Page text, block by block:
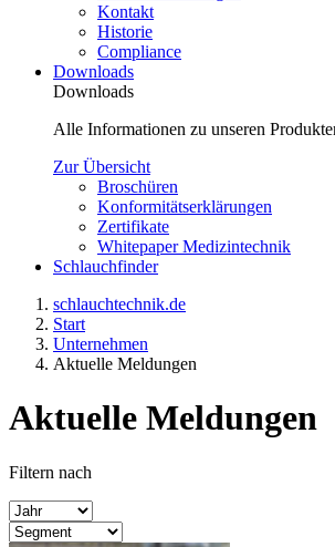
Kontakt
Historie
Compliance
Downloads
Downloads
Alle Informationen zu unseren
Zur Übersicht
Broschüren
Konformitätserklärungen
Zertifikate
Whitepaper Medizintechnik
Schlauchfinder
schlauchtechnik.de
Start
Unternehmen
Aktuelle Meldungen
Aktuelle Meldungen
Filtern nach